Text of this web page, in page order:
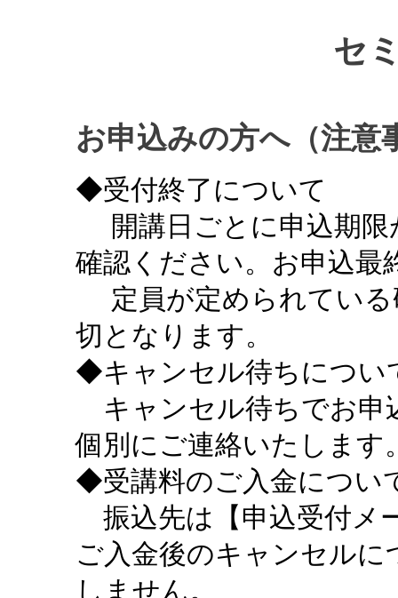
セ
お申込みの方へ（注意
◆受付終了について
開講日ごとに申込期限
確認ください。お申込最
定員が定められている
切となります。
◆キャンセル待ちについ
キャンセル待ちでお申
個別にご連絡いたします
◆受講料のご入金につい
振込先は【申込受付メ
ご入金後のキャンセル
しません。